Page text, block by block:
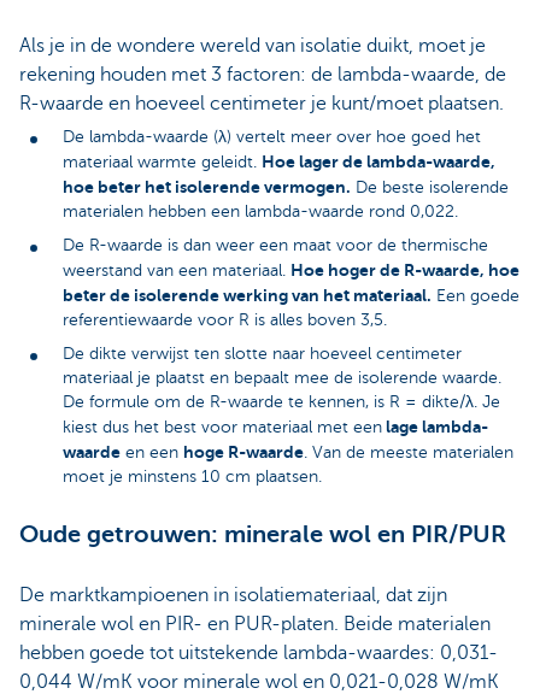
Als je in de wondere wereld van isolatie duikt, moet je
rekening houden met 3 factoren: de lambda-waarde, de
R-waarde en hoeveel centimeter je kunt/moet plaatsen.
De lambda-waarde (λ) vertelt meer over hoe goed het
materiaal warmte geleidt. Hoe lager de lambda-waarde,
hoe beter het isolerende vermogen. De beste isolerende
materialen hebben een lambda-waarde rond 0,022.
De R-waarde is dan weer een maat voor de thermische
weerstand van een materiaal. Hoe hoger de R-waarde, hoe
beter de isolerende werking van het materiaal. Een goede
referentiewaarde voor R is alles boven 3,5.
De dikte verwijst ten slotte naar hoeveel centimeter
materiaal je plaatst en bepaalt mee de isolerende waarde.
De formule om de R-waarde te kennen, is R = dikte/λ. Je
kiest dus het best voor materiaal met een lage lambda-
waarde en een hoge R-waarde. Van de meeste materialen
moet je minstens 10 cm plaatsen.
Oude getrouwen: minerale wol en PIR/PUR
De marktkampioenen in isolatiemateriaal, dat zijn
minerale wol en PIR- en PUR-platen. Beide materialen
hebben goede tot uitstekende lambda-waardes: 0,031-
0,044 W/mK voor minerale wol en 0,021-0,028 W/mK